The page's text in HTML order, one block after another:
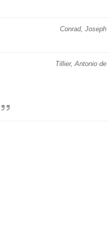
Conrad, Joseph
Tillier, Antonio de